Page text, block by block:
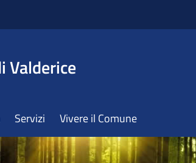
Valderice
Servizi Vivere il Comune